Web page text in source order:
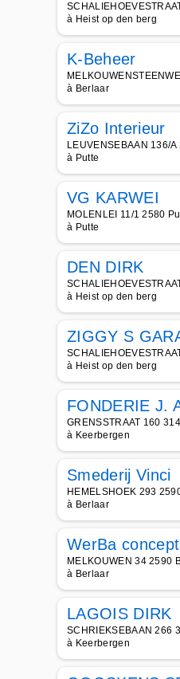
à Heist op den berg
K-Beheer
à Berlaar
ZiZo Interieur
LEUVENSEBAAN 136/
à Putte
VG KARWEI
MOLENLEI 11/1 2580
à Putte
DEN DIRK
à Heist op den berg
ZIGGY S
à Heist op den berg
FONDERIE J.
GRENSSTRAAT 160
à Keerbergen
Smederij Vinci
HEMELSHOEK 293
à Berlaar
WerBa
MELKOUWEN 34 2590
à Berlaar
LAGOIS DIRK
SCHRIEKSEBAAN 266
à Keerbergen